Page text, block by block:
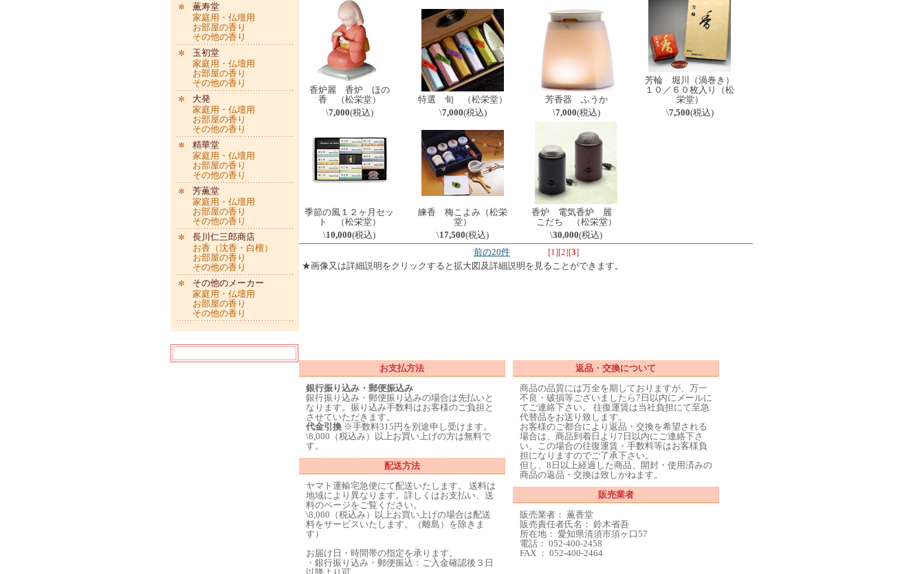
薫寿堂
家庭用・仏壇用
お部屋の香り
その他の香り
玉初堂
家庭用・仏壇用
お部屋の香り
その他の香り
大発
家庭用・仏壇用
お部屋の香り
その他の香り
精華堂
家庭用・仏壇用
お部屋の香り
その他の香り
芳薫堂
家庭用・仏壇用
お部屋の香り
その他の香り
長川仁三郎商店
お香（沈香・白檀）
お部屋の香り
その他の香り
その他のメーカー
家庭用・仏壇用
お部屋の香り
その他の香り
香炉麗 香炉 ほの
香 （松栄堂）
\7,000(税込)
特選 旬 （松栄堂）
\7,000(税込)
芳香器 ふうか
\7,000(税込)
芳輪 堀川（渦巻き）
１０／６０枚入り（松
栄堂）
\7,500(税込)
季節の風１２ヶ月セッ
ト （松栄堂）
\10,000(税込)
練香 梅こよみ（松栄
堂）
\17,500(税込)
香炉 電気香炉 麗
こだち （松栄堂）
\30,000(税込)
前の20件
[1 ][2][3]
★画像又は詳細説明をクリックすると拡大図及詳細説明を見ることができます。
お支払方法
銀行振り込み・郵便振込み
銀行振り込み・郵便振り込みの場合は先払いと
なります。振り込み手数料はお客様のご負担と
させていただきます。
代金引換※手数料315円を別途申し受けます。
\8,000（税込み）以上お買い上げの方は無料で
す。
配送方法
ヤマト運輸宅急便にて配送いたします。 送料は
地域により異なります。詳しくはお支払い、送
料のページをご覧ください。
\8,000（税込み）以上お買い上げの場合は配送
料をサービスいたします。（離島）を除きま
す）
お届け日・時間帯の指定を承ります。
・銀行振り込み・郵便振込：ご入金確認後３日
返品・交換について
商品の品質には万全を期しておりますが、万一
不良・破損等ございましたら7日以内にメールに
てご連絡下さい。 往復運賃は当社負担にて至急
代替品をお送り致します。
お客様のご都合により返品・交換を希望される
場合は、商品到着日より7日以内にご連絡下さ
い。この場合の往復運賃・手数料等はお客様負
担になりますのでご了承下さい。
但し、8日以上経過した商品、開封・使用済みの
商品の返品・交換は致しかねます。
販売業者
販売業者： 薫香堂
販売責任者氏名： 鈴木省吾
所在地： 愛知県清須市須ヶ口57
電話： 052-400-2458
FAX ： 052-400-2464